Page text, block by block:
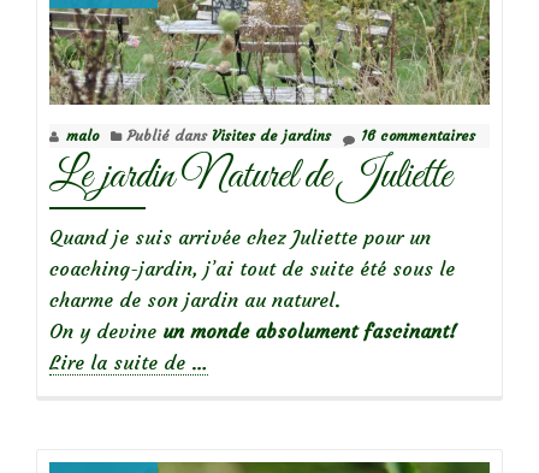
ours
malo Publié dans Visites de jardins 16 commentaires
Le jardin Naturel de Juliette
Quand je suis arrivée chez Juliette pour un
coaching-jardin, j’ai tout de suite été sous le
charme de son jardin au naturel.
On y devine un monde absolument fascinant!
Lire la suite de à
…